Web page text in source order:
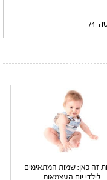
74
זה כאן: שמות המתאימים
לילדי יום העצמאות